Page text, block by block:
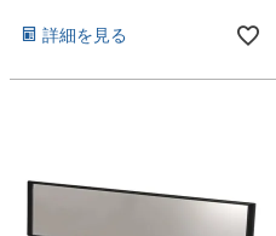
詳細を見る